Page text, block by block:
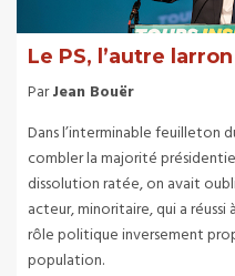
Le PS, l’autre
ParJean Bouër
Dans l’interminable feuilleton
combler la majorité
dissolution ratée, on avait
acteur, minoritaire, qui a
rôle politique inversement
population.